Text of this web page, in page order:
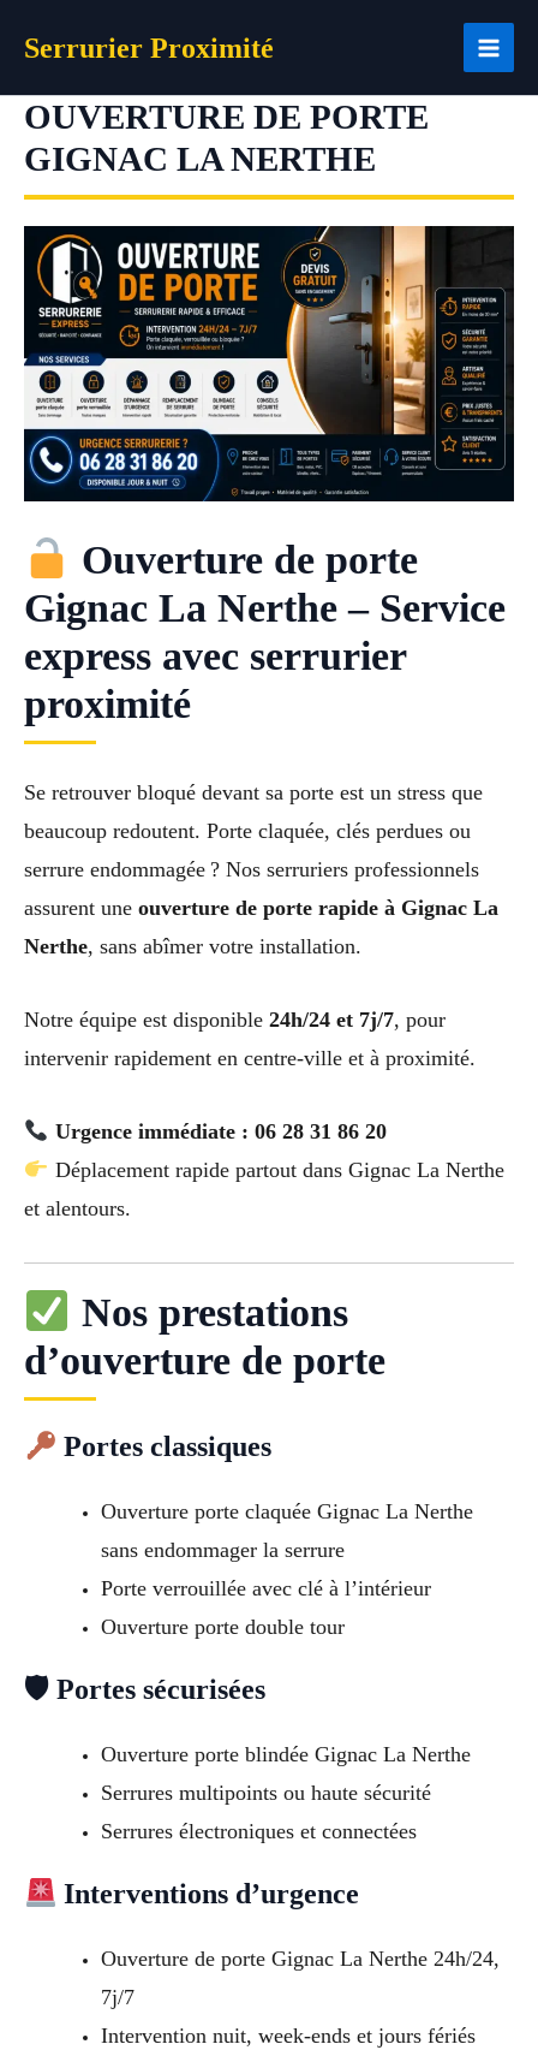
Serrurier Proximité
OUVERTURE DE PORTE
GIGNAC LA NERTHE
Ouverture de porte
Gignac La Nerthe – Service
express avec serrurier
proximité
Se retrouver bloqué devant sa porte est un stress que
beaucoup redoutent. Porte claquée, clés perdues ou
serrure endommagée ? Nos serruriers professionnels
assurent une ouverture de porte rapide à Gignac La
Nerthe, sans abîmer votre installation.
Notre équipe est disponible 24h/24 et 7j/7, pour
intervenir rapidement en centre-ville et à proximité.
Urgence immédiate : 06 28 31 86 20
Déplacement rapide partout dans Gignac La Nerthe
et alentours.
Nos prestations
d’ouverture de porte
Portes classiques
Ouverture porte claquée Gignac La Nerthe
sans endommager la serrure
Porte verrouillée avec clé à l’intérieur
Ouverture porte double tour
🛡 Portes sécurisées
Ouverture porte blindée Gignac La Nerthe
Serrures multipoints ou haute sécurité
Serrures électroniques et connectées
Interventions d’urgence
Ouverture de porte Gignac La Nerthe 24h/24,
7j/7
Intervention nuit, week-ends et jours fériés